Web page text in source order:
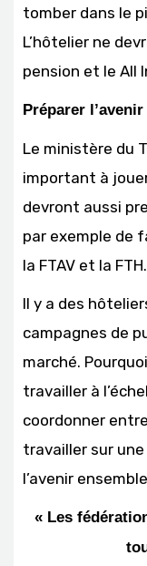
tomber dans le
L’hôtelier ne
pension et le All
Préparer
Le ministère du
important à
devront aussi
par exemple de
la FTAV et la FTH.
Il y a des
campagnes de
marché.
travailler à
coordonner
travailler sur
l’avenir
« Les